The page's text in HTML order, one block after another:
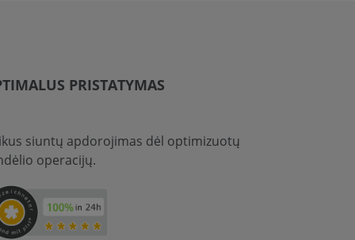
PRISTATYMAS
siuntų apdorojimas dėl optimizuotų
operacijų.